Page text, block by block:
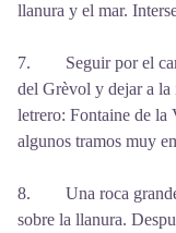
llanura y el mar.
7. Seguir por el
del Grèvol y dejar a
letrero: Fontaine de la
algunos tramos muy
8. Una roca grande
sobre la llanura.